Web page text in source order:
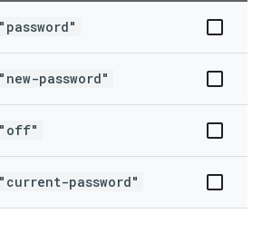
password"
password"